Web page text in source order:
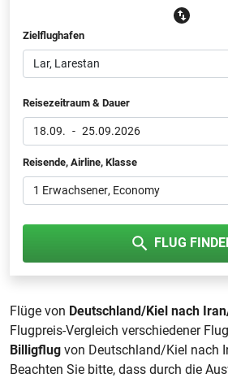
Zielflughafen
Reisezeitraum & Dauer
18.09. - 25.09.2026
Reisende, Airline, Klasse
1 Erwachsener, Economy
FLUG
Flüge von Deutschland/Kiel nach
Flugpreis-Vergleich verschiedener
Billigflug von Deutschland/Kiel nach
Beachten Sie bitte, dass durch die